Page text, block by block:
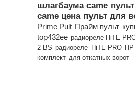
шлагбаума came
came цена пульт для
Prime Pult Прайм пульт
top432ee радиореле HiTE
2 BS радиореле HiTE PRO
комплект для откатных ворот